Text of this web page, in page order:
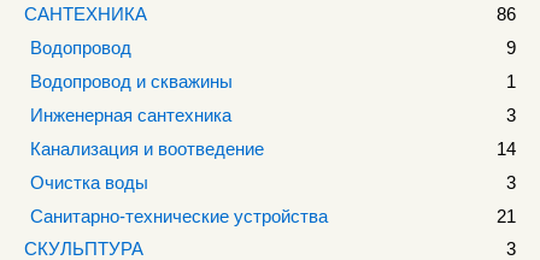
САНТЕХНИКА
86
Водопровод
9
Водопровод и скважины
1
Инженерная сантехника
3
Канализация и воотведение
14
Очистка воды
3
Санитарно-технические устройства
21
СКУЛЬПТУРА
3